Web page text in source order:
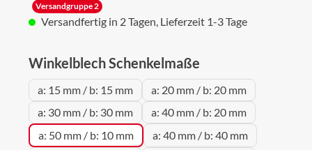
Versandgruppe 2
Versandfertig in 2 Tagen, Lieferzeit 1-3 Tage
Winkelblech Schenkelmaße
a: 15 mm / b: 15 mm
a: 20 mm / b: 20 mm
a: 30 mm / b: 30 mm
a: 40 mm / b: 20 mm
a: 50 mm / b: 10 mm
a: 40 mm / b: 40 mm